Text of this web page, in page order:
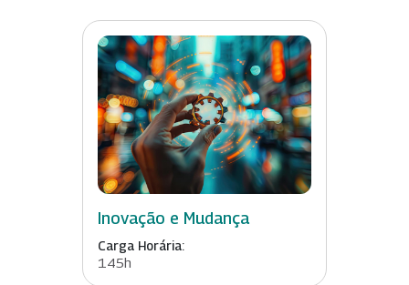
Inovação e Mudança
Carga Horária:
145h